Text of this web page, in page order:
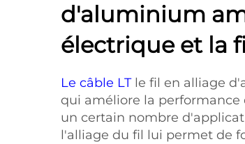
d'aluminium
électrique et la
Le câble LT le fil en alliage
qui améliore la
un certain nombre
l'alliage du fil lui permet de